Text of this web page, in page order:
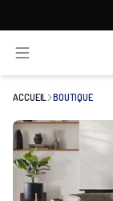
ACCUEIL BOUTIQUE